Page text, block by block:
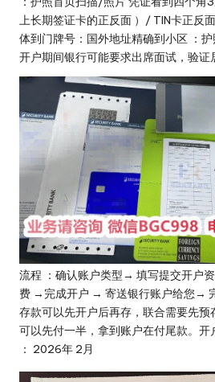
上长期签证卡的正反面 ）/ TIN卡正反
体到门牌号：国外地址精确到小区 ：
开户期间银行可能要求出席面试，验证
流程 ：确认账户类型→ 填写提交开户
费 →完成开户 → 寄送银行账户给您→
存款可以先开户后再存，联合需要先预
可以先付一半，拿到账户在付尾款。
： 2026年 2月